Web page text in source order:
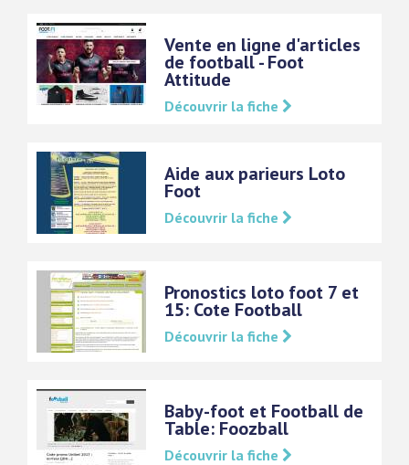
Vente en ligne d'articles
de football - Foot
Attitude
Découvrir la fiche
Aide aux parieurs Loto
Foot
Découvrir la fiche
Pronostics loto foot 7 et
15: Cote Football
Découvrir la fiche
Baby-foot et Football de
Table: Foozball
Découvrir la fiche